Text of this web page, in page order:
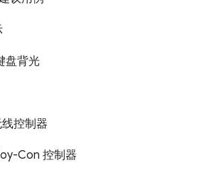
盘背光
控制器
Con 控制器